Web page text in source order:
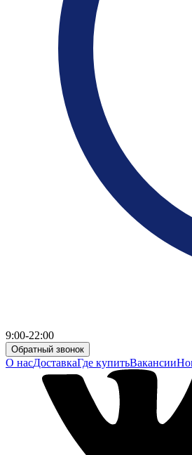
9:00-22:00
Обратный звонок
О насДоставкаГде купитьВакансии